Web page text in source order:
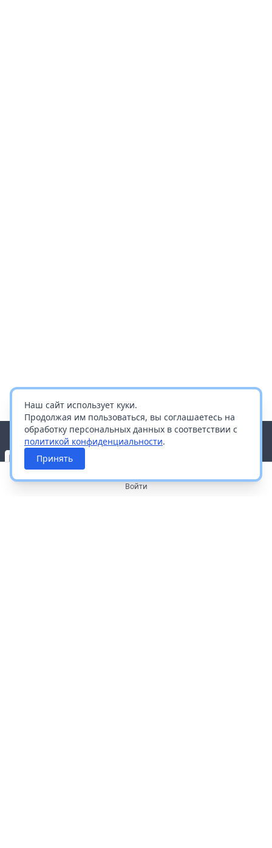
Наш сайт использует куки.
Продолжая им пользоваться, вы соглашаетесь на
обработку персональных данных в соответствии с
политикой конфиденциальности.
Принять
Войти